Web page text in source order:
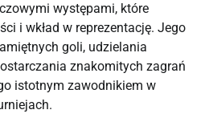
występami, które
i wkład w reprezentację. Jego
goli, udzielania
znakomitych zagrań
istotnym zawodnikiem w